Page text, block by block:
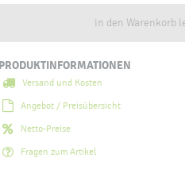
in den Warenkorb
PRODUKTINFORMATIONEN
Versand und Kosten
Angebot / Preisübersicht
Netto-Preise
Fragen zum Artikel